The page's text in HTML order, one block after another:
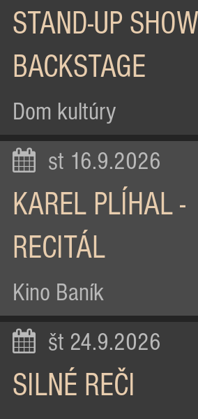
STAND-UP SHOW
BACKSTAGE
Dom kultúry
st 16.9.2026
KAREL PLÍHAL -
RECITÁL
Kino Baník
št 24.9.2026
SILNÉ REČI